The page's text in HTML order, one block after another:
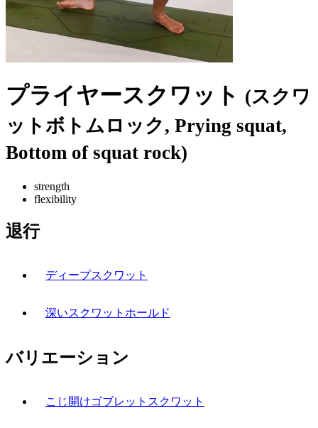
プライヤースクワット (スクワ
ットボトムロック, Prying squat,
Bottom of squat rock)
strength
flexibility
退行
ディープスクワット
深いスクワットホールド
バリエーション
こじ開けゴブレットスクワット